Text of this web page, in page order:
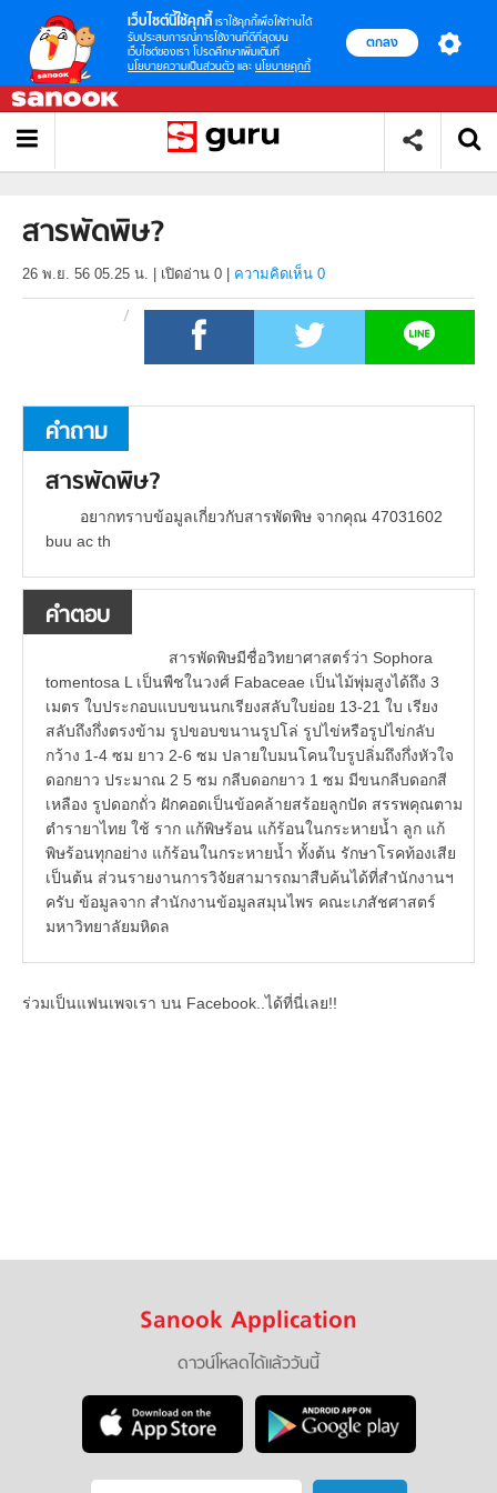
เว็บไซต์นี้ใช้คุกกี้ เราใช้คุกกี้เพื่อให้ท่านได้
รับประสบการณ์การใช้งานที่ดีที่สุดบน
เว็บไซต์ของเรา โปรดศึกษาเพิ่มเติมที่
นโยบายความเป็นส่วนตัว และ นโยบายคุกกี้
ตกลง
สารพัดพิษ?
26 พ.ย. 56 05.25 น. เปิดอ่าน 0 ความคิดเห็น 0
คำถาม
สารพัดพิษ?
อยากทราบข้อมูลเกี่ยวกับสารพัดพิษ จากคุณ 47031602
buu ac th
คำตอบ
สารพัดพิษมีชื่อวิทยาศาสตร์ว่า Sophora
tomentosa L เป็นพืชในวงศ์ Fabaceae เป็นไม้พุ่มสูงได้ถึง 3
เมตร ใบประกอบแบบขนนกเรียงสลับใบย่อย 13-21 ใบ เรียง
สลับถึงกึ่งตรงข้าม รูปขอบขนานรูปโล่ รูปไข่หรือรูปไข่กลับ
กว้าง 1-4 ซม ยาว 2-6 ซม ปลายใบมนโคนใบรูปลิ่มถึงกึ่งหัวใจ
ดอกยาว ประมาณ 2 5 ซม กลีบดอกยาว 1 ซม มีขนกลีบดอกสี
เหลือง รูปดอกถั่ว ฝักคอดเป็นข้อคล้ายสร้อยลูกปัด สรรพคุณตาม
ตำรายาไทย ใช้ ราก แก้พิษร้อน แก้ร้อนในกระหายน้ำ ลูก แก้
พิษร้อนทุกอย่าง แก้ร้อนในกระหายน้ำ ทั้งต้น รักษาโรคท้องเสีย
เป็นต้น ส่วนรายงานการวิจัยสามารถมาสืบค้นได้ที่สำนักงานฯ
ครับ ข้อมูลจาก สำนักงานข้อมูลสมุนไพร คณะเภสัชศาสตร์
มหาวิทยาลัยมหิดล
ร่วมเป็นแฟนเพจเรา บน Facebook..ได้ที่นี่เลย!!
Sanook Application
ดาวน์โหลดได้แล้ววันนี้